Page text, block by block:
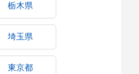
栃木県
埼玉県
東京都